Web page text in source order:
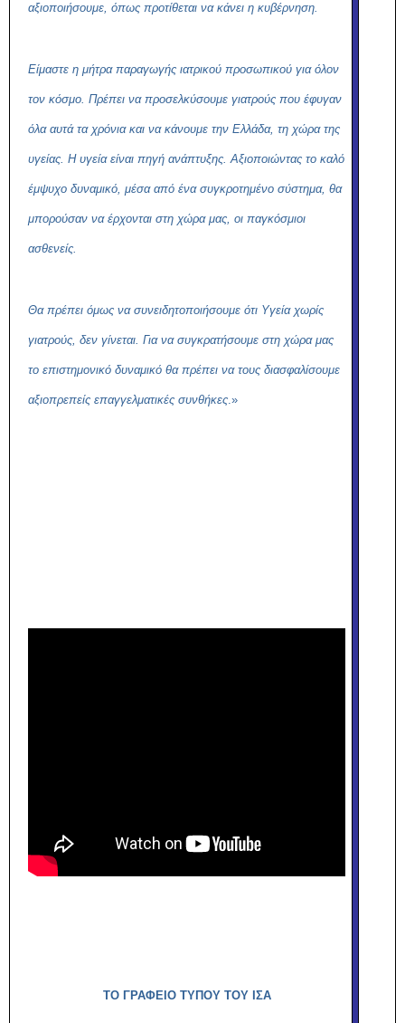
αξιοποιήσουμε, όπως προτίθεται να κάνει η κυβέρνηση.
Είμαστε η μήτρα παραγωγής ιατρικού προσωπικού για όλον
τον κόσμο. Πρέπει να προσελκύσουμε γιατρούς που έφυγαν
όλα αυτά τα χρόνια και να κάνουμε την Ελλάδα, τη χώρα της
υγείας. Η υγεία είναι πηγή ανάπτυξης. Αξιοποιώντας το καλό
έμψυχο δυναμικό, μέσα από ένα συγκροτημένο σύστημα, θα
μπορούσαν να έρχονται στη χώρα μας, οι παγκόσμιοι
ασθενείς.
Θα πρέπει όμως να συνειδητοποιήσουμε ότι Υγεία χωρίς
γιατρούς, δεν γίνεται. Για να συγκρατήσουμε στη χώρα μας
το επιστημονικό δυναμικό θα πρέπει να τους διασφαλίσουμε
αξιοπρεπείς επαγγελματικές συνθήκες.»
ΤΟ ΓΡΑΦΕΙΟ ΤΥΠΟΥ ΤΟΥ ΙΣΑ